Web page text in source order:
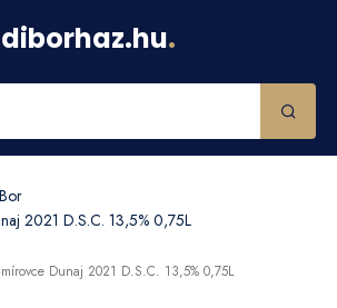
.
Bor
2021 D.S.C. 13,5% 0,75L